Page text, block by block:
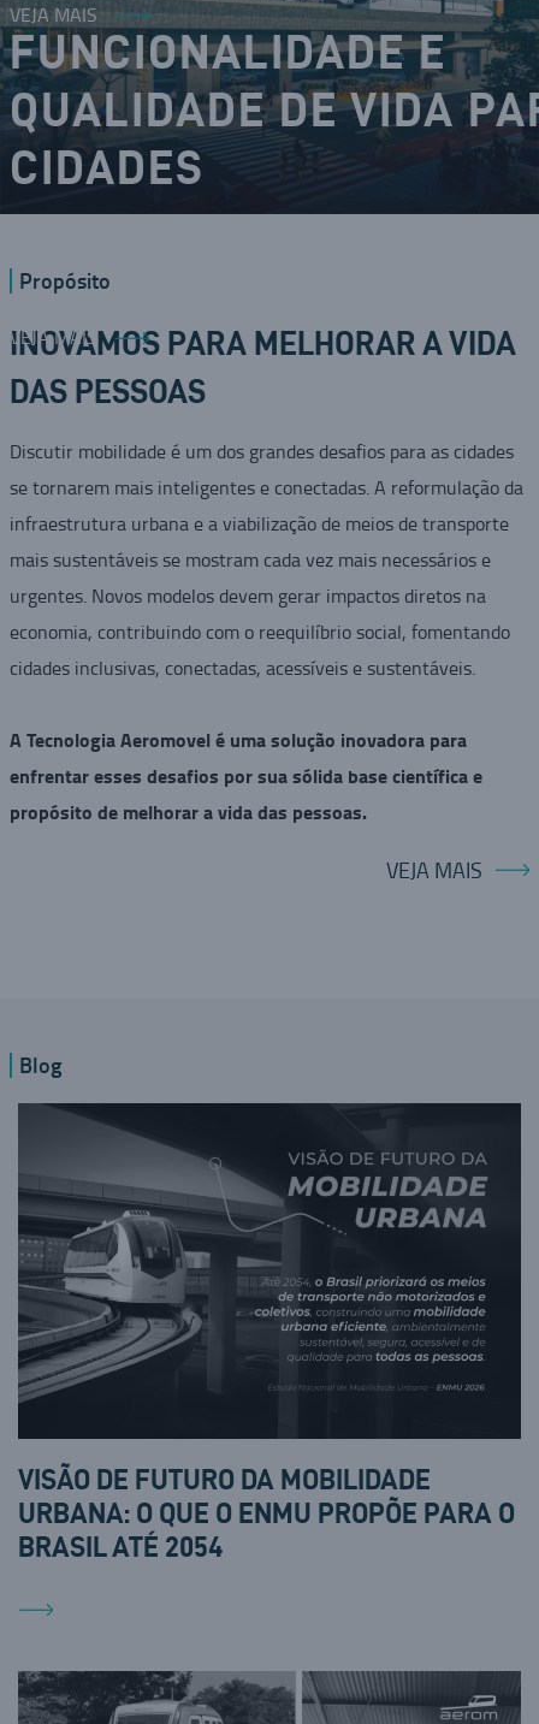
VEJA MAIS
FUNCIONALIDADE E
QUALIDADE DE VIDA
CIDADES
VEJA MAIS
Propósito
INOVAMOS PARA MELHORAR A VIDA
DAS PESSOAS
Discutir mobilidade é um dos grandes desafios para as cidades
se tornarem mais inteligentes e conectadas. A reformulação da
infraestrutura urbana e a viabilização de meios de transporte
mais sustentáveis se mostram cada vez mais necessários e
urgentes. Novos modelos devem gerar impactos diretos na
economia, contribuindo com o reequilíbrio social, fomentando
cidades inclusivas, conectadas, acessíveis e sustentáveis.
A Tecnologia Aeromovel é uma solução inovadora para
enfrentar esses desafios por sua sólida base científica e
propósito de melhorar a vida das pessoas.
VEJA MAIS
Blog
VISÃO DE FUTURO DA MOBILIDADE
URBANA: O QUE O ENMU PROPÕE PARA O
BRASIL ATÉ 2054